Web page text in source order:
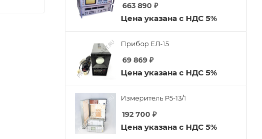
663 890 ₽
Цена указана с НДС 5%
Прибор ЕЛ-15
69 869 ₽
Цена указана с НДС 5%
Измеритель Р5-13/1
192 700 ₽
Цена указана с НДС 5%